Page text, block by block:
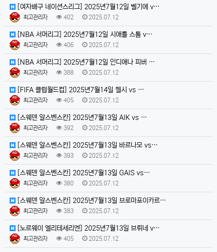
[여자배구 네이션스리그] 2025년7월12일 벨기에 v…
최고관리자 402 2025.07.12
[NBA 서머리그] 2025년7월12일 시애틀 스톰 v…
최고관리자 406 2025.07.12
[NBA 서머리그] 2025년7월12일 인디애나 피버 …
최고관리자 388 2025.07.12
[FIFA 클럽월드컵] 2025년7월14일 첼시 vs …
최고관리자 405 2025.07.12
[스웨덴 알스벤스칸] 2025년7월13일 AIK vs …
최고관리자 392 2025.07.12
[스웨덴 알스벤스칸] 2025년7월13일 바르나모 vs…
최고관리자 393 2025.07.12
[스웨덴 알스벤스칸] 2025년7월13일 GAIS vs…
최고관리자 380 2025.07.12
[스웨덴 알스벤스칸] 2025년7월13일 브로마포이카르…
최고관리자 383 2025.07.12
[노르웨이 엘리테세리엔] 2025년7월13일 브뤼네 v…
최고관리자 405 2025.07.12